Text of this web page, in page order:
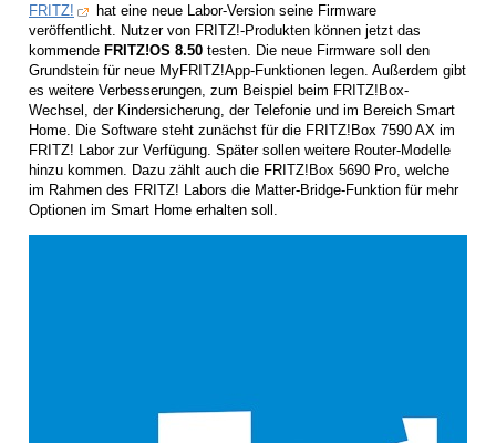
FRITZ!
hat eine neue Labor-Version seine Firmware
veröffentlicht. Nutzer von FRITZ!-Produkten können jetzt das
kommende FRITZ!OS 8.50 testen. Die neue Firmware soll den
Grundstein für neue MyFRITZ!App-Funktionen legen. Außerdem gibt
es weitere Verbesserungen, zum Beispiel beim FRITZ!Box-
Wechsel, der Kindersicherung, der Telefonie und im Bereich Smart
Home. Die Software steht zunächst für die FRITZ!Box 7590 AX im
FRITZ! Labor zur Verfügung. Später sollen weitere Router-Modelle
hinzu kommen. Dazu zählt auch die FRITZ!Box 5690 Pro, welche
im Rahmen des FRITZ! Labors die Matter-Bridge-Funktion für mehr
Optionen im Smart Home erhalten soll.